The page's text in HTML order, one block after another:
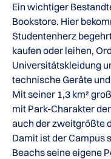
Ein wichtiger
Bookstore. Hier
Studentenherz
kaufen oder leihen,
Universitätskleidung
technische Geräte
Mit seiner 1,3 km²
mit Park-Charakter
auch der zweitgrößte
Damit ist der Campus
Beachs seine eigene